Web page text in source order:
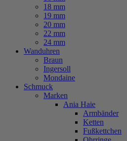
18 mm
19 mm
20 mm
22 mm
24 mm
Wanduhren
Braun
Ingersoll
Mondaine
Schmuck
Marken
Ania Haie
Armbänder
Ketten
Fußkettchen